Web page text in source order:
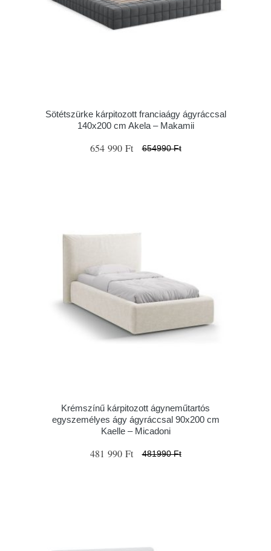
Sötétszürke kárpitozott franciaágy ágyráccsal
140x200 cm Akela – Makamii
654 990 Ft 654990 Ft
Krémszínű kárpitozott ágyneműtartós
egyszemélyes ágy ágyráccsal 90x200 cm
Kaelle – Micadoni
481 990 Ft 481990 Ft